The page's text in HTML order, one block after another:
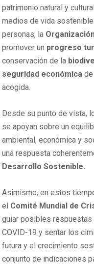
patrimonio natural y
medios de vida
personas, la
promover un progreso
conservación de la
seguridad económica
acogida.
Desde su punto de vista,
se apoyan sobre un
ambiental, económica y
una respuesta
Desarrollo Sostenible.
Asimismo, en estos
el Comité Mundial de
guiar posibles
COVID-19 y sentar los
futura y el crecimiento
conjunto de indicaciones